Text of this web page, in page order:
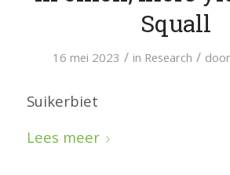
Squall
16 mei 2023 / in Research / door
Suikerbiet
Lees meer